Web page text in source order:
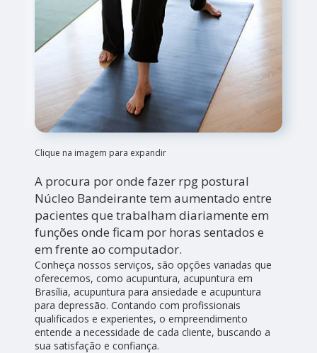
Clique na imagem para expandir
A procura por onde fazer rpg postural
Núcleo Bandeirante tem aumentado entre
pacientes que trabalham diariamente em
funções onde ficam por horas sentados e
em frente ao computador.
Conheça nossos serviços, são opções variadas que
oferecemos, como acupuntura, acupuntura em
Brasília, acupuntura para ansiedade e acupuntura
para depressão. Contando com profissionais
qualificados e experientes, o empreendimento
entende a necessidade de cada cliente, buscando a
sua satisfação e confiança.